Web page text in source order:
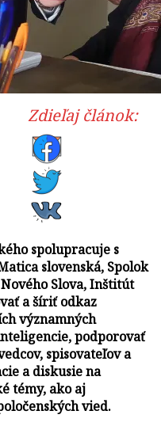
Zdieľaj článok:
spolupracuje s
slovenská, Spolok
Slova, Inštitút
a šíriť odkaz
významných
podporovať
spisovateľov a
a diskusie na
témy, ako aj
vied.